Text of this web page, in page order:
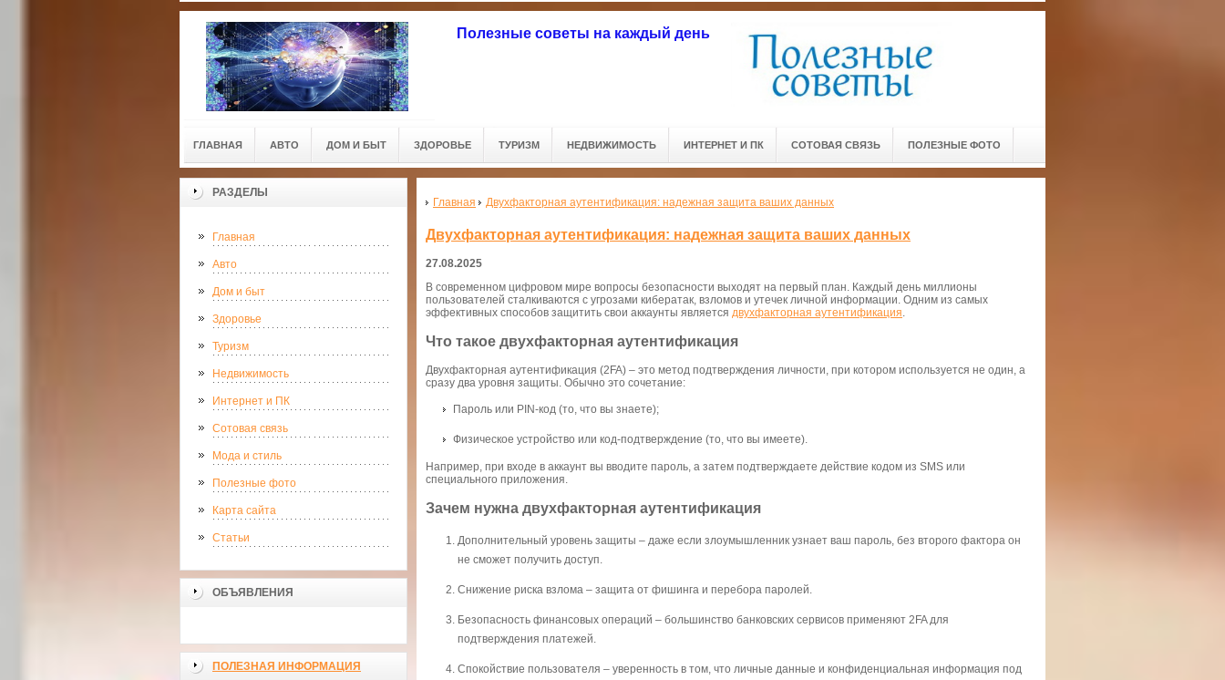
Полезные советы на каждый день
ГЛАВНАЯ АВТО ДОМ И БЫТ ЗДОРОВЬЕ ТУРИЗМ НЕДВИЖИМОСТЬ ИНТЕРНЕТ И ПК СОТОВАЯ СВЯЗЬ ПОЛЕЗНЫЕ ФОТО
РАЗДЕЛЫ
Главная
Авто
Дом и быт
Здоровье
Туризм
Недвижимость
Интернет и ПК
Сотовая связь
Мода и стиль
Полезные фото
Карта сайта
Статьи
ОБЪЯВЛЕНИЯ
ПОЛЕЗНАЯ ИНФОРМАЦИЯ
Главная Двухфакторная аутентификация: надежная защита ваших данных
Двухфакторная аутентификация: надежная защита ваших данных
27.08.2025
В современном цифровом мире вопросы безопасности выходят на первый план. Каждый день миллионы
пользователей сталкиваются с угрозами кибератак, взломов и утечек личной информации. Одним из самых
эффективных способов защитить свои аккаунты является двухфакторная аутентификация.
Что такое двухфакторная аутентификация
Двухфакторная аутентификация (2FA) – это метод подтверждения личности, при котором используется не один, а
сразу два уровня защиты. Обычно это сочетание:
Пароль или PIN-код (то, что вы знаете);
Физическое устройство или код-подтверждение (то, что вы имеете).
Например, при входе в аккаунт вы вводите пароль, а затем подтверждаете действие кодом из SMS или
специального приложения.
Зачем нужна двухфакторная аутентификация
Дополнительный уровень защиты – даже если злоумышленник узнает ваш пароль, без второго фактора он
не сможет получить доступ.
Снижение риска взлома – защита от фишинга и перебора паролей.
Безопасность финансовых операций – большинство банковских сервисов применяют 2FA для
подтверждения платежей.
Спокойствие пользователя – уверенность в том, что личные данные и конфиденциальная информация под